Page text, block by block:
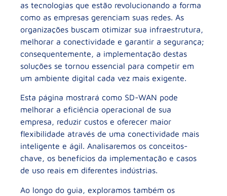
as tecnologias que estão revolucionando a forma
como as empresas gerenciam suas redes. As
organizações buscam otimizar sua infraestrutura,
melhorar a conectividade e garantir a segurança;
consequentemente, a implementação destas
soluções se tornou essencial para competir em
um ambiente digital cada vez mais exigente.
Esta página mostrará como SD-WAN pode
melhorar a eficiência operacional de sua
empresa, reduzir custos e oferecer maior
flexibilidade através de uma conectividade mais
inteligente e ágil. Analisaremos os conceitos-
chave, os benefícios da implementação e casos
de uso reais em diferentes indústrias.
Ao longo do guia, exploramos também os